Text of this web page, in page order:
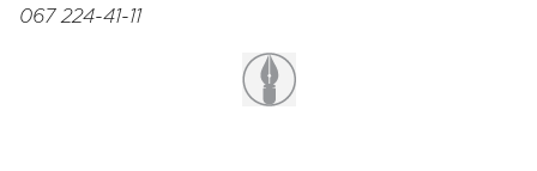
067 224-41-11